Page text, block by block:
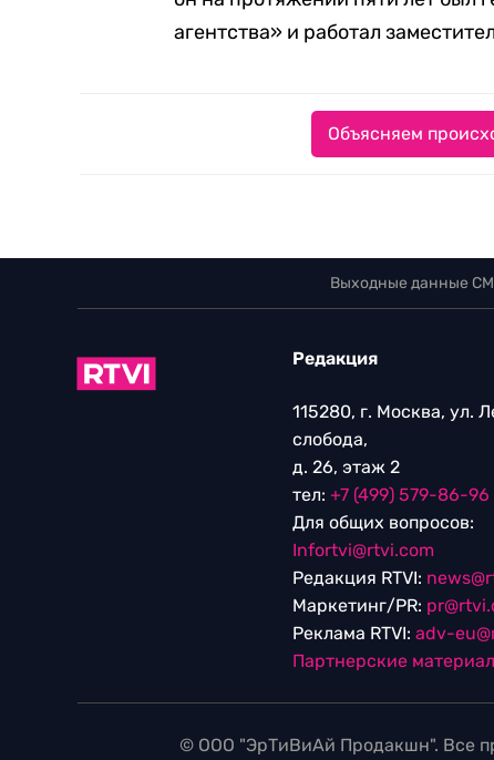
агентства» и работал
Объясняем
Выходные данные
Редакция
115280, г. Москва, ул.
слобода,
д. 26, этаж 2
тел: +7 (499) 579-86-96
Для общих вопросов:
Infortvi@rtvi.com
Редакция RTVI:
Маркетинг/PR:
Реклама RTVI: adv-
Партнерские
© ООО "ЭрТиВиАй Продакшн". Все